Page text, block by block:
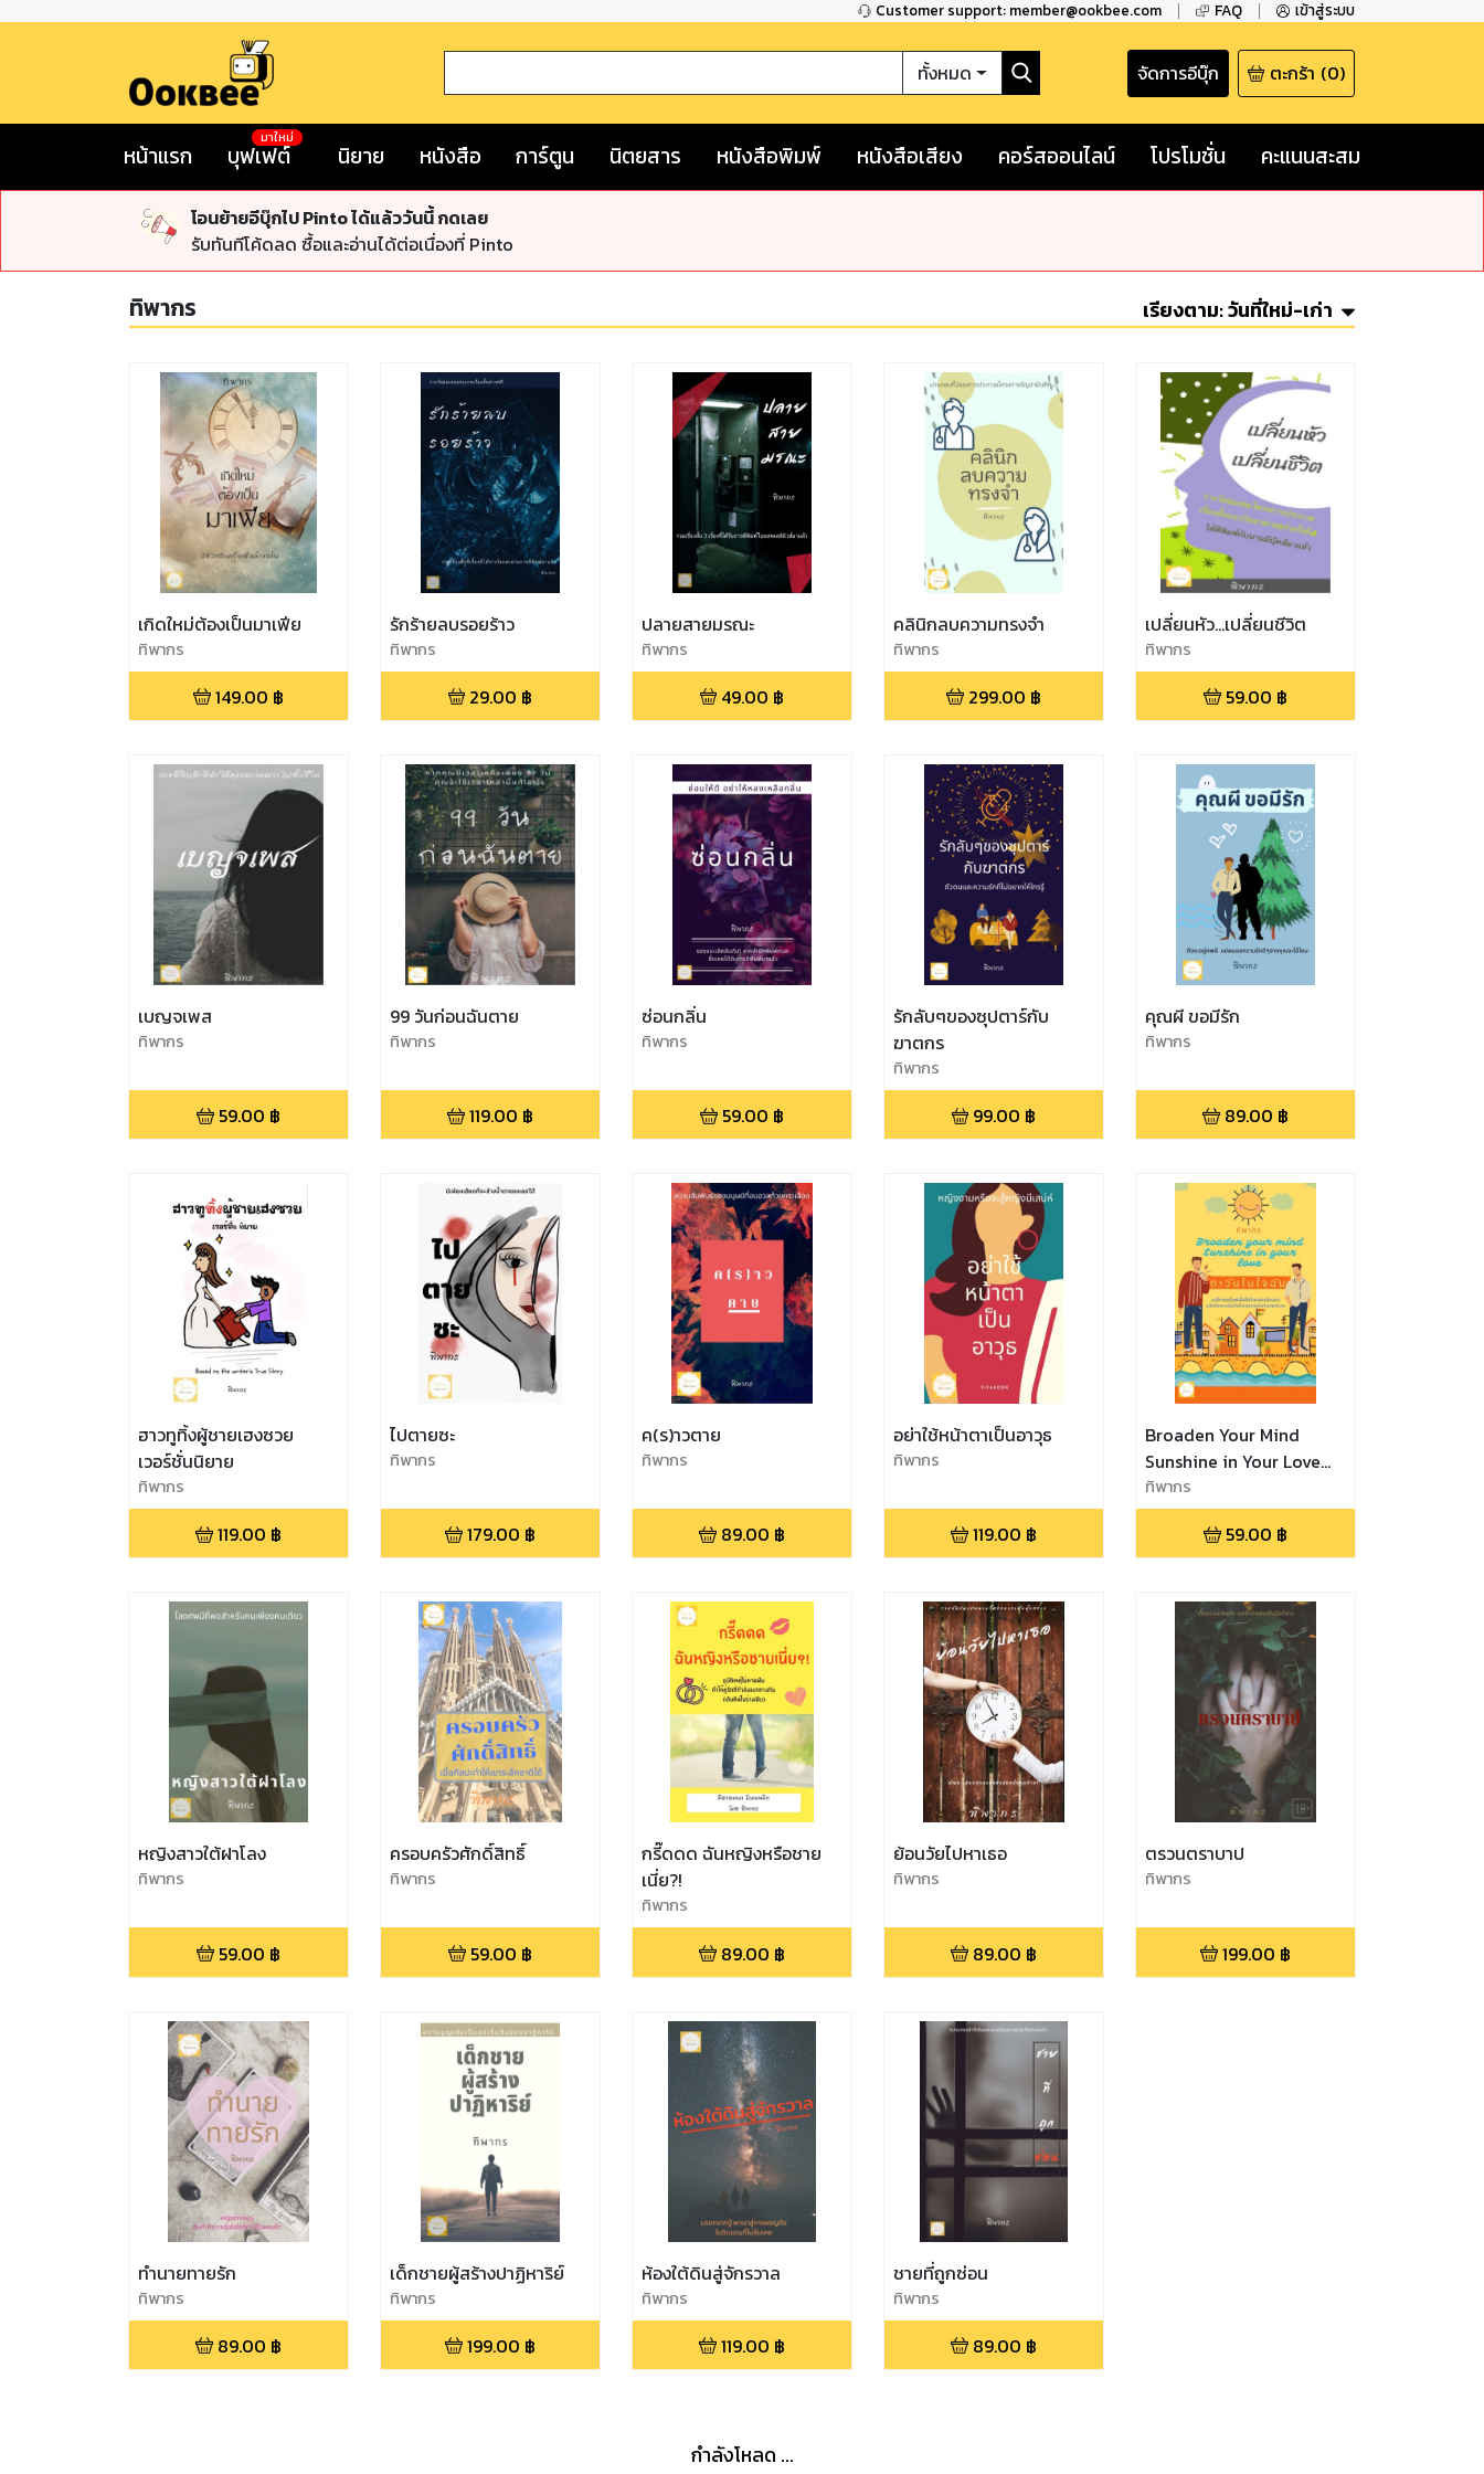
Customer support: member@ookbee.com FAQ เข้าสู่ระบบ
ทั้งหมด จัดการอีบุ๊ก ตะกร้า (0)
หน้าแรก บุฟเฟต์
มาใหม่
นิยาย หนังสือ การ์ตูน นิตยสาร หนังสือพิมพ์ หนังสือเสียง คอร์สออนไลน์ โปรโมชั่น คะแนนสะสม
โอนย้ายอีบุ๊กไป Pinto ได้แล้ววันนี้ กดเลย
รับทันทีโค้ดลด ซื้อและอ่านได้ต่อเนื่องที่ Pinto
ทิพากร เรียงตาม:วันที่ใหม่-เก่า
เกิดใหม่ต้องเป็นมาเฟีย
ทิพากร
149.00 ฿
รักร้ายลบรอยร้าว
ทิพากร
29.00 ฿
ปลายสายมรณะ
ทิพากร
49.00 ฿
คลินิกลบความทรงจำ
ทิพากร
299.00 ฿
เปลี่ยนหัว...เปลี่ยนชีวิต
ทิพากร
59.00 ฿
เบญจเพส
ทิพากร
59.00 ฿
99 วันก่อนฉันตาย
ทิพากร
119.00 ฿
ซ่อนกลิ่น
ทิพากร
59.00 ฿
รักลับๆของซุปตาร์กับ
ฆาตกร
ทิพากร
99.00 ฿
คุณผี ขอมีรัก
ทิพากร
89.00 ฿
ฮาวทูทิ้งผู้ชายเฮงซวย
เวอร์ชั่นนิยาย
ทิพากร
119.00 ฿
ไปตายซะ
ทิพากร
179.00 ฿
ค(ร)าวตาย
ทิพากร
89.00 ฿
อย่าใช้หน้าตาเป็นอาวุธ
ทิพากร
119.00 ฿
Broaden Your Mind
Sunshine in Your Love
ตะวันในใจฉัน
ทิพากร
59.00 ฿
หญิงสาวใต้ฝาโลง
ทิพากร
59.00 ฿
ครอบครัวศักดิ์สิทธิ์
ทิพากร
59.00 ฿
กรี๊ดดด ฉันหญิงหรือชาย
เนี่ย?!
ทิพากร
89.00 ฿
ย้อนวัยไปหาเธอ
ทิพากร
89.00 ฿
ตรวนตราบาป
ทิพากร
199.00 ฿
ทำนายทายรัก
ทิพากร
89.00 ฿
เด็กชายผู้สร้างปาฏิหาริย์
ทิพากร
199.00 ฿
ห้องใต้ดินสู่จักรวาล
ทิพากร
119.00 ฿
ชายที่ถูกซ่อน
ทิพากร
89.00 ฿
กำลังโหลด ...